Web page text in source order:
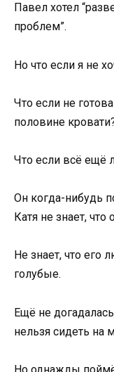
Павел хотел
проблем”.
Но что если я не
Что если не
половине
Что если всё ещё
Он когда-нибудь
Катя не знает,
Не знает, что
голубые.
Ещё не
нельзя сидеть на